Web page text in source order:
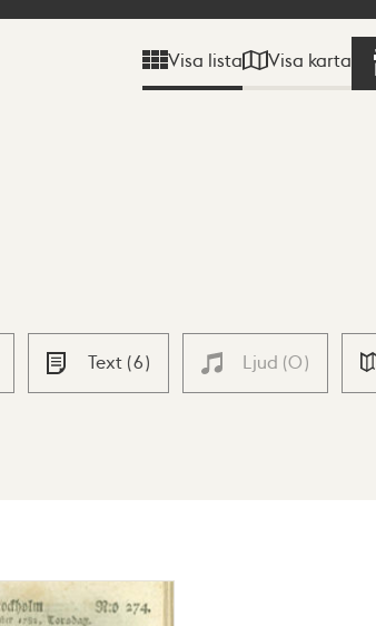
Visa lista Visa karta
Text (6) Ljud (0)